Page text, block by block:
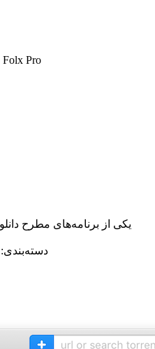
Folx Pro
دسته‌بندی: